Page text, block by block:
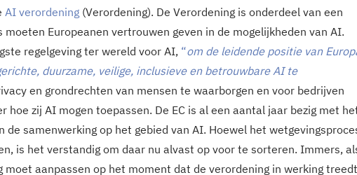
AI verordening (Verordening). De Verordening is onderdeel van een
moeten Europeanen vertrouwen geven in de mogelijkheden van AI.
regelgeving ter wereld voor AI, “om de leidende positie van
duurzame, veilige, inclusieve en betrouwbare AI te
en grondrechten van mensen te waarborgen en voor bedrijven
hoe zij AI mogen toepassen. De EC is al een aantal jaar bezig met
de samenwerking op het gebied van AI. Hoewel het
is het verstandig om daar nu alvast op voor te sorteren. Immers,
moet aanpassen op het moment dat de verordening in werking